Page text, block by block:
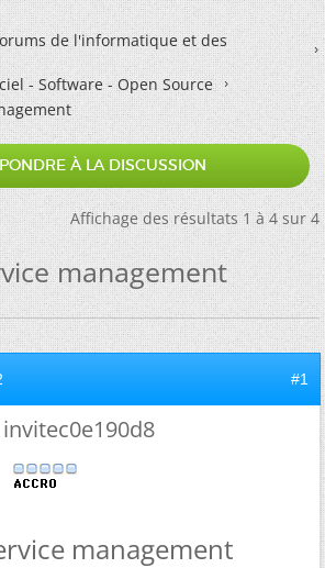
de l'informatique et des
- Software - Open Source
À LA DISCUSSION
Affichage des résultats 1 à 4 sur 4
management
#1
invitec0e190d8
management